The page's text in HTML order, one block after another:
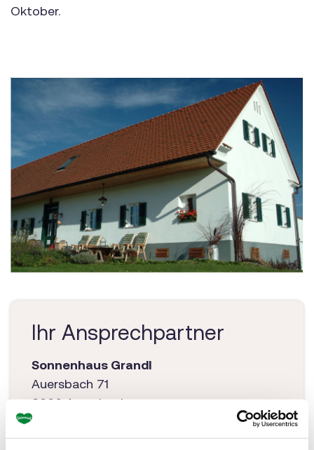
Oktober.
Ihr Ansprechpartner
Sonnenhaus Grandl
Auersbach 71
8330 Auersbach
Tel.: +43 664 45 41 330